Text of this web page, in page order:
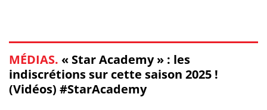
MÉDIAS. « Star Academy » : les
indiscrétions sur cette saison 2025 !
(Vidéos) #StarAcademy